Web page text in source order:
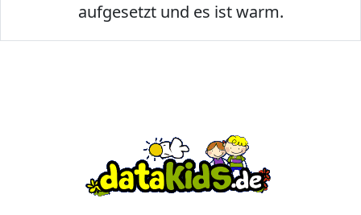
aufgesetzt und es ist warm.